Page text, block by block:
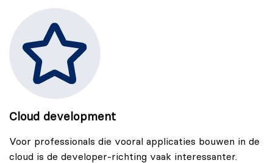
Cloud development
Voor professionals die vooral applicaties bouwen in de
cloud is de developer-richting vaak interessanter.